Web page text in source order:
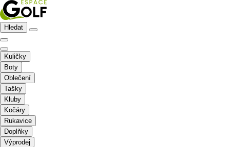
Hledat
Kuličky
Boty
Oblečení
Tašky
Kluby
Kočáry
Rukavice
Doplňky
Výprodej